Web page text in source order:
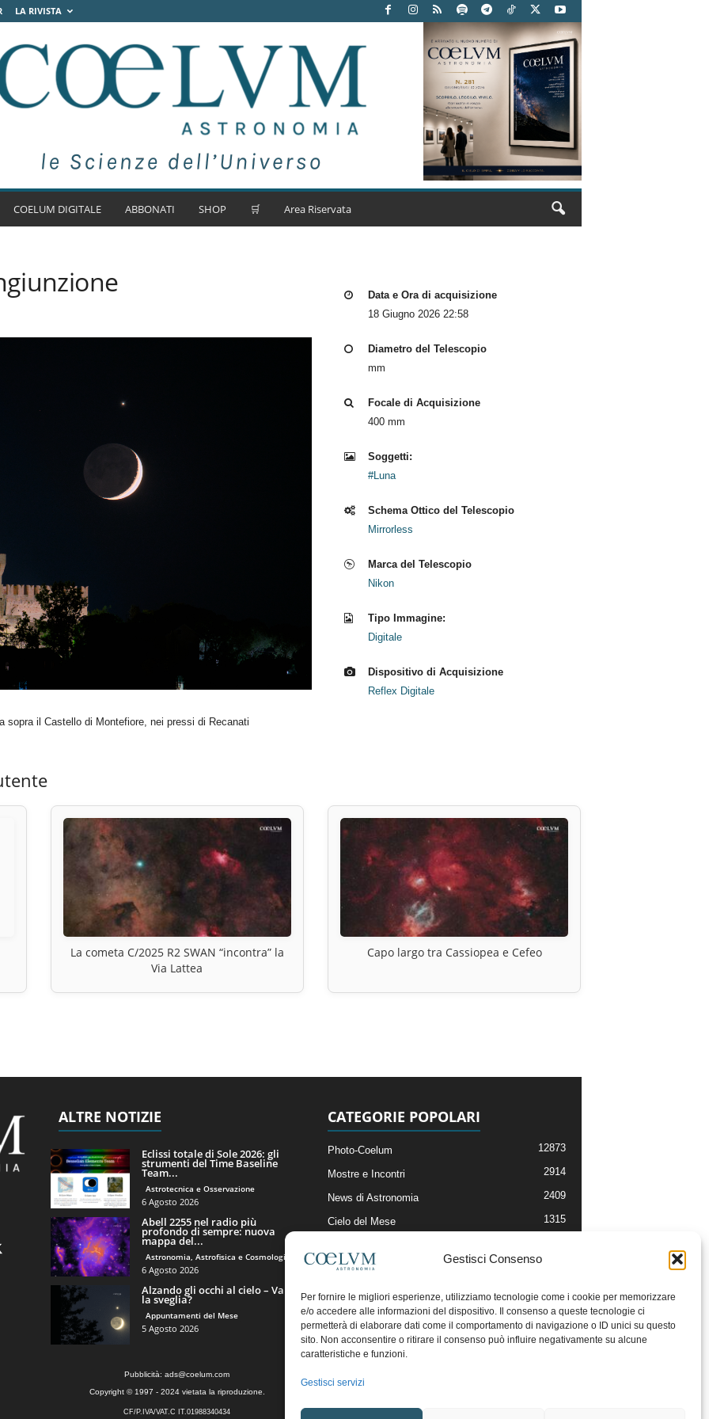
Gestisci Consenso
Per fornire le migliori esperienze, utilizziamo tecnologie come i cookie per memorizzare
e/o accedere alle informazioni del dispositivo. Il consenso a queste tecnologie ci
permetterà di elaborare dati come il comportamento di navigazione o ID unici su questo
sito. Non acconsentire o ritirare il consenso può influire negativamente su alcune
caratteristiche e funzioni.
Gestisci servizi
LA RIVISTA
COELUM DIGITALE ABBONATI SHOP 🛒 Area Riservata
sopra il Castello di Montefiore, nei pressi di Recanati
Data e Ora di acquisizione
18 Giugno 2026 22:58
Diametro del Telescopio
mm
Focale di Acquisizione
400 mm
Soggetti:
#Luna
Schema Ottico del Telescopio
Mirrorless
Marca del Telescopio
Nikon
Tipo Immagine:
Digitale
Dispositivo di Acquisizione
Reflex Digitale
La cometa C/2025 R2 SWAN “incontra” la
Via Lattea
Capo largo tra Cassiopea e Cefeo
ALTRE NOTIZIE
Eclissi totale di Sole 2026: gli
strumenti del Time Baseline
Team...
Astrotecnica e Osservazione
6 Agosto 2026
Abell 2255 nel radio più
profondo di sempre: nuova
mappa del...
Astronomia, Astrofisica e Cosmologia
6 Agosto 2026
Alzando gli occhi al cielo – Vale
la sveglia?
Appuntamenti del Mese
5 Agosto 2026
CATEGORIE POPOLARI
Photo-Coelum 12873
Mostre e Incontri 2914
News di Astronomia 2409
Cielo del Mese 1315
Articoli e Risorse On-Line
Il Blog della Redazione
Pubblicità: ads@coelum.com
Copyright © 1997 - 2024 vietata la riproduzione.
CF/P.IVA/VAT.C IT.01988340434